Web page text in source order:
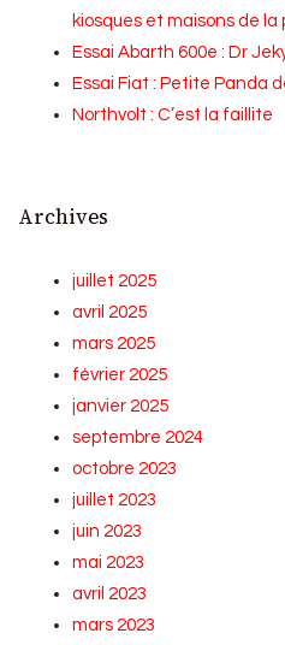
kiosques et maisons de la
Essai Abarth 600e : Dr
Essai Fiat : Petite Panda
Northvolt : C’est la faillite
Archives
juillet 2025
avril 2025
mars 2025
février 2025
janvier 2025
septembre 2024
octobre 2023
juillet 2023
juin 2023
mai 2023
avril 2023
mars 2023